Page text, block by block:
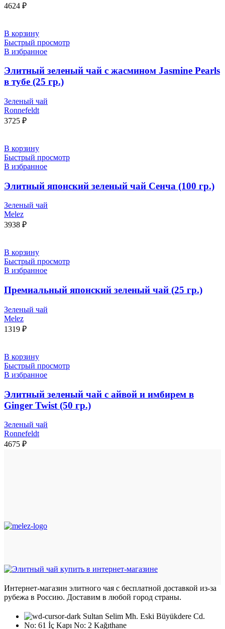
4624 ₽
В корзину
Быстрый просмотр
В избранное
Элитный зеленый чай с жасмином Jasmine Pearls
в тубе (25 гр.)
Зеленый чай
Ronnefeldt
3725 ₽
В корзину
Быстрый просмотр
В избранное
Элитный японский зеленый чай Сенча (100 гр.)
Зеленый чай
Melez
3938 ₽
В корзину
Быстрый просмотр
В избранное
Премиальный японский зеленый чай (25 гр.)
Зеленый чай
Melez
1319 ₽
В корзину
Быстрый просмотр
В избранное
Элитный зеленый чай с айвой и имбирем в
Ginger Twist (50 гр.)
Зеленый чай
Ronnefeldt
4675 ₽
Интернет-магазин элитного чая с бесплатной доставкой из-за
рубежа в Россию. Доставим в любой город страны.
Sultan Selim Mh. Eski Büyükdere Cd.
No: 61 İç Kapı No: 2 Kağıthane